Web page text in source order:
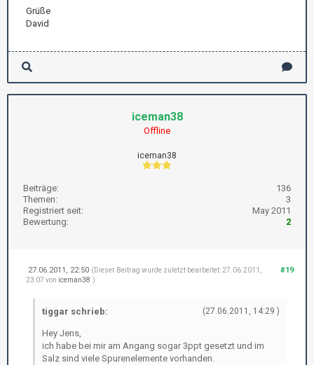
Grüße
David
iceman38
Offline
iceman38
Beiträge:
136
Themen:
3
Registriert seit:
May 2011
Bewertung:
2
#19
27.06.2011, 22:50 (Dieser Beitrag wurde zuletzt bearbeitet: 27.06.2011,
23:07 von iceman38 .)
(27.06.2011, 14:29 )
tiggar schrieb:
Hey Jens,
ich habe bei mir am Angang sogar 3ppt gesetzt und im
Salz sind viele Spurenelemente vorhanden.